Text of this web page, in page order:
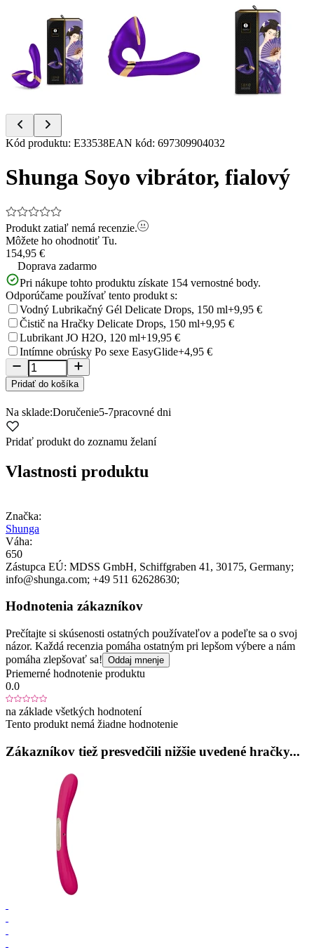
Item
of
8
Kód produktu: E33538EAN kód: 697309904032
Shunga Soyo vibrátor, fialový
Produkt zatiaľ nemá recenzie.
Môžete ho ohodnotiť Tu.
154,95 €
Doprava zadarmo
Pri nákupe tohto produktu získate 154 vernostné body.
Odporúčame používať tento produkt s:
Vodný Lubrikačný Gél Delicate Drops, 150 ml+9,95 €
Čistič na Hračky Delicate Drops, 150 ml+9,95 €
Lubrikant JO H2O, 120 ml+19,95 €
Intímne obrúsky Po sexe EasyGlide+4,95 €
Pridať do košíka
Na sklade:Doručenie5-7pracovné dni
Pridať produkt do zoznamu želaní
Vlastnosti produktu
Značka:
Shunga
Váha:
650
Zástupca EÚ: MDSS GmbH, Schiffgraben 41 , 30175, Germany;
info@shunga.com; +49 511 62628630;
Hodnotenia zákazníkov
Prečítajte si skúsenosti ostatných používateľov a podeľte sa o svoj
názor. Každá recenzia pomáha ostatným pri lepšom výbere a nám
pomáha zlepšovať sa! Oddaj mnenje
Priemerné hodnotenie produktu
0.0
na základe všetkých hodnotení
Tento produkt nemá žiadne hodnotenie
Zákazníkov tiež presvedčili nižšie uvedené hračky...